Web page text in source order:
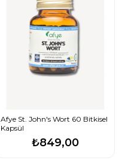
Afye St. John's Wort 60 Bitkisel
Kapsül
₺849,00